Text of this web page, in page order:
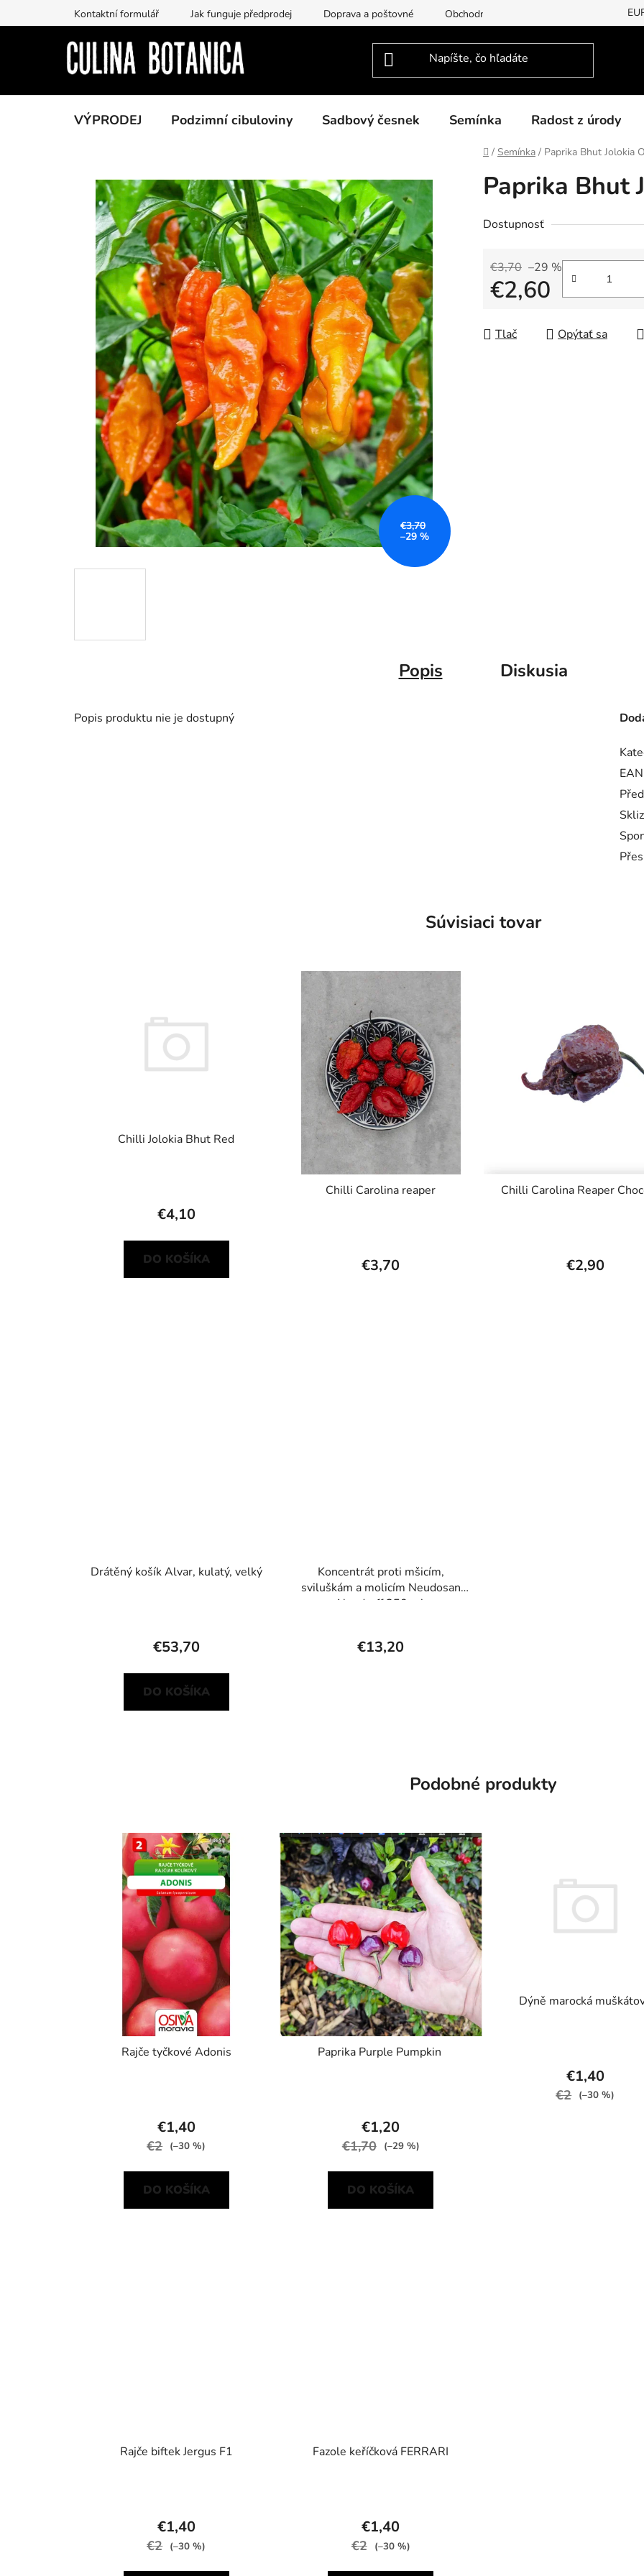
na
Kontaktní formulář Jak funguje předprodej Doprava a poštovné Obchodní podmínky Podmínky
VÝPRODEJ Podzimní cibuloviny Sadbový česnek Semínka Radost z úrody
Domov
/ Semínka / Paprika Bhut Jolokia
Paprika Bhut
Dostupnosť
€3,70 –29 %
€2,60
Tlač Opýtať sa
€3,70
–29 %
Popis Diskusia
Popis produktu nie je dostupný
EAN
Súvisiaci tovar
Chilli Jolokia Bhut Red
€4,10
DO KOŠÍKA
Chilli Carolina reaper
€3,70
Chilli Carolina Reaper
€2,90
Drátěný košík Alvar, kulatý, velký
€53,70
DO KOŠÍKA
Koncentrát proti mšicím,
sviluškám a molicím Neudosan
Neudorff 250 ml
€13,20
Podobné produkty
Rajče tyčkové Adonis
€1,40
€2 (–30 %)
DO KOŠÍKA
Paprika Purple Pumpkin
€1,20
€1,70 (–29 %)
DO KOŠÍKA
Dýně marocká
€1,40
€2 (–30 %)
Rajče biftek Jergus F1
€1,40
€2 (–30 %)
Fazole keříčková FERRARI
€1,40
€2 (–30 %)